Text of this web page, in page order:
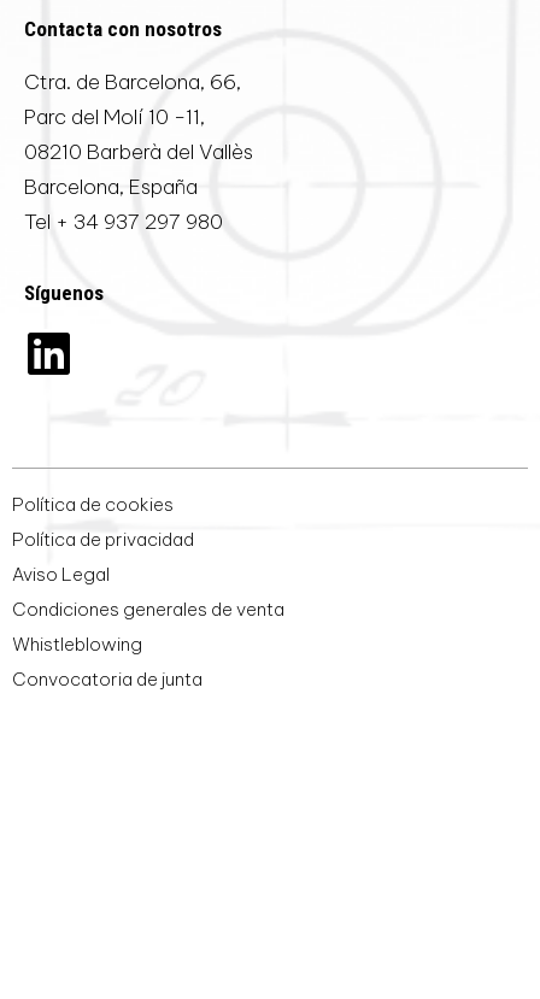
Contacta con nosotros
Ctra. de Barcelona, 66,
Parc del Molí 10 -11,
08210 Barberà del Vallès
Barcelona, España
Tel + 34 937 297 980
Síguenos
Política de cookies
Política de privacidad
Aviso Legal
Condiciones generales de venta
Whistleblowing
Convocatoria de junta